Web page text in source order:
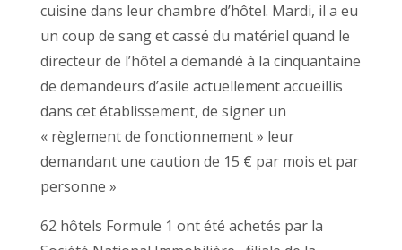
cuisine dans leur chambre d’hôtel. Mardi, il a eu
un coup de sang et cassé du matériel quand le
directeur de l’hôtel a demandé à la cinquantaine
de demandeurs d’asile actuellement accueillis
dans cet établissement, de signer un
« règlement de fonctionnement » leur
demandant une caution de 15 € par mois et par
personne »
62 hôtels Formule 1 ont été achetés par la